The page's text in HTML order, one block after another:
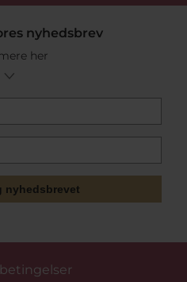
nyhedsbrev
her
nyhedsbrevet